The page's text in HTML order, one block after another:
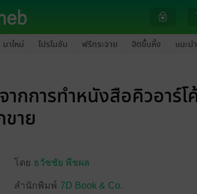
มาใหม่ โปรโมชัน ฟรีกระจาย ฮิตขึ้นหิ้ง แนะนำ
ากการทำหนังสือคิวอาร์โ
าย
โดย ธวัชชัย พืชผล
สำนักพิมพ์ 7D Book & Co.